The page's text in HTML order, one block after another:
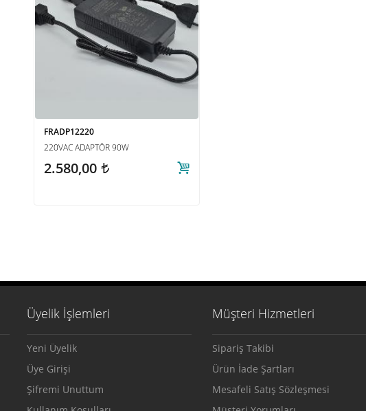
FRADP12220
220VAC ADAPTÖR 90W
2.580,00 t
Üyelik İşlemleri
Yeni Üyelik
Üye Girişi
Şifremi Unuttum
Müşteri Hizmetleri
Sipariş Takibi
Ürün İade Şartları
Mesafeli Satış Sözleşmesi